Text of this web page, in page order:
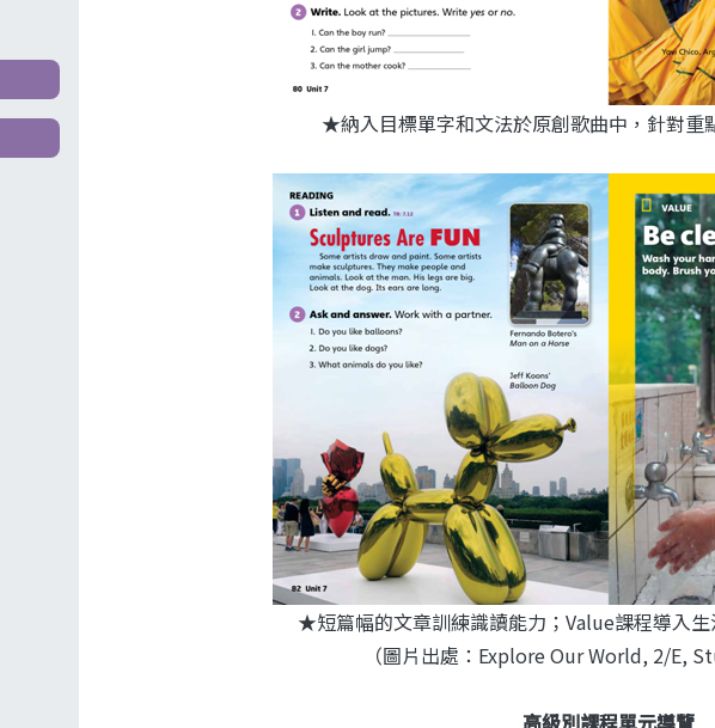
★納入目標單字和文法於原創歌曲中，針對重
★短篇幅的文章訓練識讀能力；Value課程導入
（圖片出處：Explore Our World, 2/E,
高級別課程單元導覽